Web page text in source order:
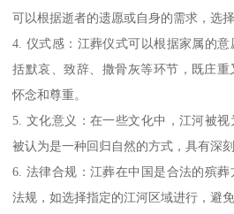
可以根据逝者的遗愿或自身的需求，选
4. 仪式感：江葬仪式可以根据家属的
括默哀、致辞、撒骨灰等环节，既庄
怀念和尊重。
5. 文化意义：在一些文化中，江河被
被认为是一种回归自然的方式，具有深
6. 法律合规：江葬在中国是合法的殡
法规，如选择指定的江河区域进行，避